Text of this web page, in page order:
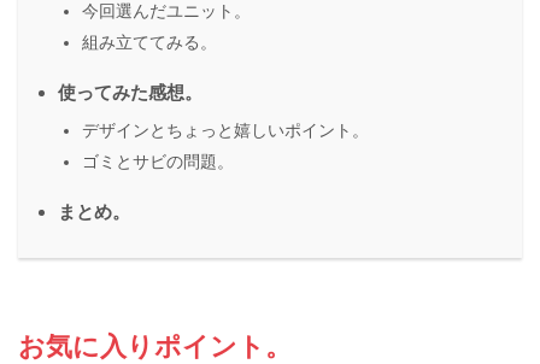
今回選んだユニット。
組み立ててみる。
使ってみた感想。
デザインとちょっと嬉しいポイント。
ゴミとサビの問題。
まとめ。
お気に入りポイント。